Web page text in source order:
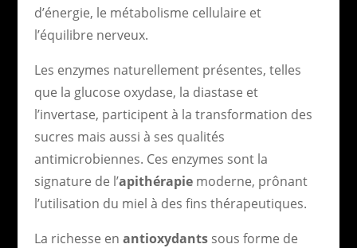
d’énergie, le métabolisme cellulaire et
l’équilibre nerveux.
Les enzymes naturellement présentes, telles
que la glucose oxydase, la diastase et
l’invertase, participent à la transformation des
sucres mais aussi à ses qualités
antimicrobiennes. Ces enzymes sont la
signature de l’apithérapiemoderne, prônant
l’utilisation du miel à des fins thérapeutiques.
La richesse en antioxydantssous forme de